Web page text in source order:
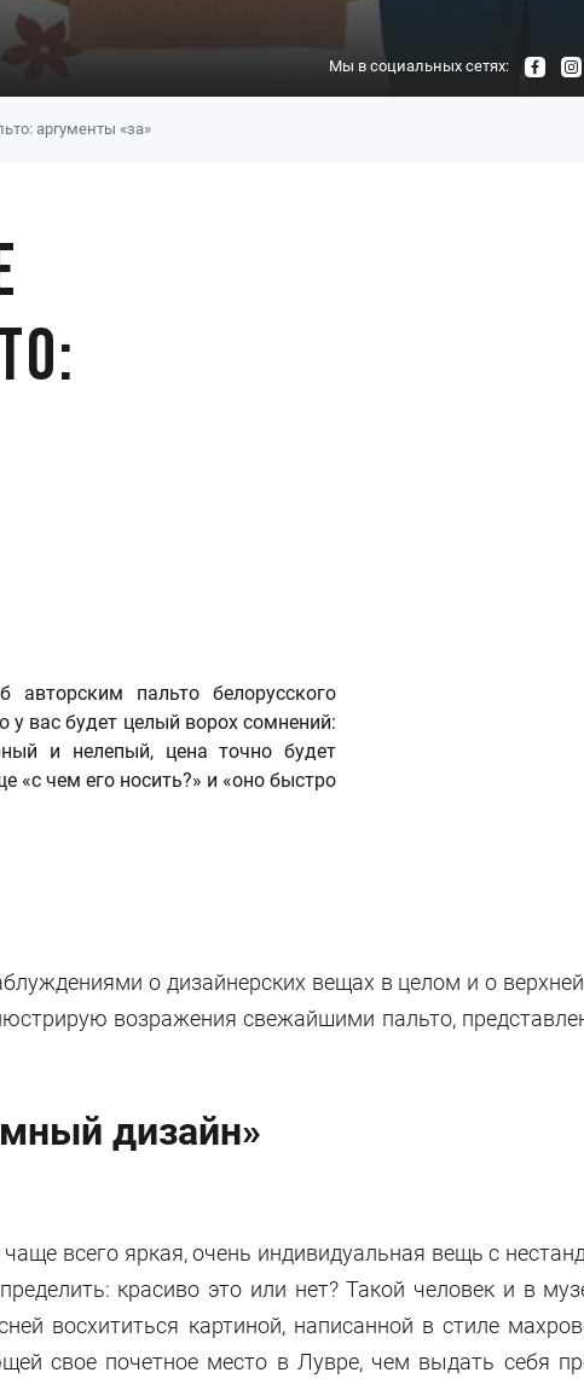
Мы в социальных сетях:
аргументы «за»
пальто белорусского
у вас будет целый ворох сомнений:
и нелепый, цена точно будет
«с чем его носить?» и «оно быстро
о дизайнерских вещах в целом и о
возражения свежайшими пальто,
дизайн»
всего яркая, очень индивидуальная вещь с
красиво это или нет? Такой человек и в
восхититься картиной, написанной в стиле
свое почетное место в Лувре, чем выдать себя